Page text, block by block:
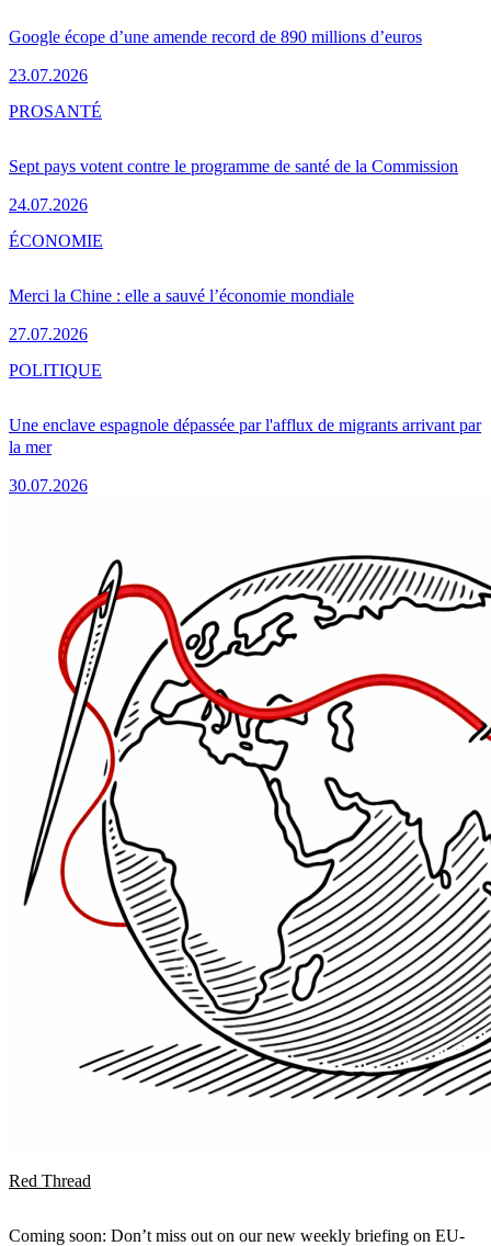
Google écope d’une amende record de 890 millions d’euros
23.07.2026
Sept pays votent contre le programme de santé de la Commission
24.07.2026
PROSANTÉ
Merci la Chine : elle a sauvé l’économie mondiale
27.07.2026
ÉCONOMIE
Une enclave espagnole dépassée par l'afflux de migrants arrivant par
la mer
30.07.2026
POLITIQUE
Red Thread
Coming soon: Don’t miss out on our new weekly briefing on EU-